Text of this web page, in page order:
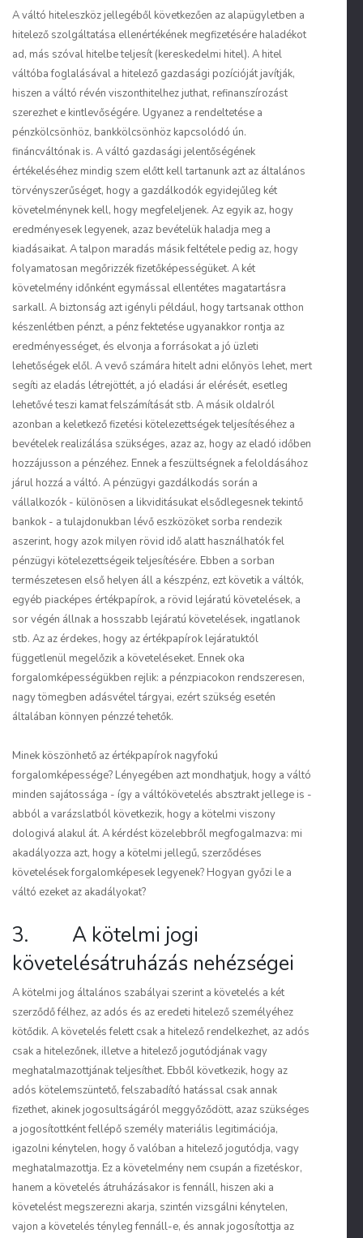
A váltó hiteleszköz jellegéből következően az alapügyletben a
hitelező szolgáltatása ellenértékének megfizetésére haladékot
ad, más szóval hitelbe teljesít (kereskedelmi hitel). A hitel
váltóba foglalásával a hitelező gazdasági pozícióját javítják,
hiszen a váltó révén viszonthitelhez juthat, refinanszírozást
szerezhet e kintlevőségére. Ugyanez a rendeltetése a
pénzkölcsönhöz, bankkölcsönhöz kapcsolódó ún.
fináncváltónak is. A váltó gazdasági jelentőségének
értékeléséhez mindig szem előtt kell tartanunk azt az általános
törvényszerűséget, hogy a gazdálkodók egyidejűleg két
követelménynek kell, hogy megfeleljenek. Az egyik az, hogy
eredményesek legyenek, azaz bevételük haladja meg a
kiadásaikat. A talpon maradás másik feltétele pedig az, hogy
folyamatosan megőrizzék fizetőképességüket. A két
követelmény időnként egymással ellentétes magatartásra
sarkall. A biztonság azt igényli például, hogy tartsanak otthon
készenlétben pénzt, a pénz fektetése ugyanakkor rontja az
eredményességet, és elvonja a forrásokat a jó üzleti
lehetőségek elől. A vevő számára hitelt adni előnyös lehet, mert
segíti az eladás létrejöttét, a jó eladási ár elérését, esetleg
lehetővé teszi kamat felszámítását stb. A másik oldalról
azonban a keletkező fizetési kötelezettségek teljesítéséhez a
bevételek realizálása szükséges, azaz az, hogy az eladó időben
hozzájusson a pénzéhez. Ennek a feszültségnek a feloldásához
járul hozzá a váltó. A pénzügyi gazdálkodás során a
vállalkozók - különösen a likviditásukat elsődlegesnek tekintő
bankok - a tulajdonukban lévő eszközöket sorba rendezik
aszerint, hogy azok milyen rövid idő alatt használhatók fel
pénzügyi kötelezettségeik teljesítésére. Ebben a sorban
természetesen első helyen áll a készpénz, ezt követik a váltók,
egyéb piacképes értékpapírok, a rövid lejáratú követelések, a
sor végén állnak a hosszabb lejáratú követelések, ingatlanok
stb. Az az érdekes, hogy az értékpapírok lejáratuktól
függetlenül megelőzik a követeléseket. Ennek oka
forgalomképességükben rejlik: a pénzpiacokon rendszeresen,
nagy tömegben adásvétel tárgyai, ezért szükség esetén
általában könnyen pénzzé tehetők.
Minek köszönhető az értékpapírok nagyfokú
forgalomképessége? Lényegében azt mondhatjuk, hogy a váltó
minden sajátossága - így a váltókövetelés absztrakt jellege is -
abból a varázslatból következik, hogy a kötelmi viszony
dologivá alakul át. A kérdést közelebbről megfogalmazva: mi
akadályozza azt, hogy a kötelmi jellegű, szerződéses
követelések forgalomképesek legyenek? Hogyan győzi le a
váltó ezeket az akadályokat?
3. A kötelmi jogi
követelésátruházás nehézségei
A kötelmi jog általános szabályai szerint a követelés a két
szerződő félhez, az adós és az eredeti hitelező személyéhez
kötődik. A követelés felett csak a hitelező rendelkezhet, az adós
csak a hitelezőnek, illetve a hitelező jogutódjának vagy
meghatalmazottjának teljesíthet. Ebből következik, hogy az
adós kötelemszüntető, felszabadító hatással csak annak
fizethet, akinek jogosultságáról meggyőződött, azaz szükséges
a jogosítottként fellépő személy materiális legitimációja,
igazolni kénytelen, hogy ő valóban a hitelező jogutódja, vagy
meghatalmazottja. Ez a követelmény nem csupán a fizetéskor,
hanem a követelés átruházásakor is fennáll, hiszen aki a
követelést megszerezni akarja, szintén vizsgálni kénytelen,
vajon a követelés tényleg fennáll-e, és annak jogosítottja az